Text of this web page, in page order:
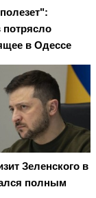
потрясло
в Одессе
Зеленского в
полным